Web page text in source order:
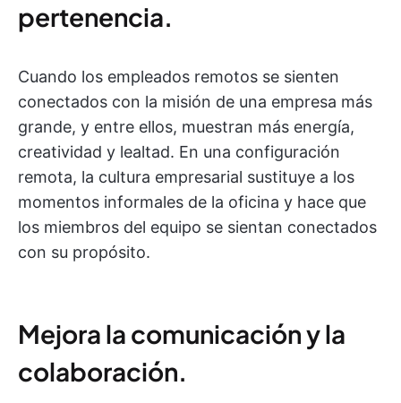
pertenencia.
Cuando los empleados remotos se sienten
conectados con la misión de una empresa más
grande, y entre ellos, muestran más energía,
creatividad y lealtad. En una configuración
remota, la cultura empresarial sustituye a los
momentos informales de la oficina y hace que
los miembros del equipo se sientan conectados
con su propósito.
Mejora la comunicación y la
colaboración.